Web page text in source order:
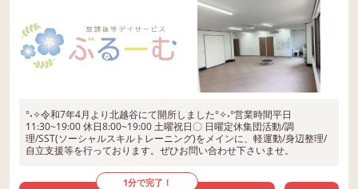
°˖✧令和7年4月より北越谷にて開所しました°✧˖°営業時間平日
11:30~19:00 休日8:00~19:00 土曜祝日〇 日曜定休集団活動/調
理/SST(ソーシャルスキルトレーニング)をメインに、軽運動/身辺整理/
自立支援等を行っております。ぜひお問い合わせ下さいませ。
1分で完了！